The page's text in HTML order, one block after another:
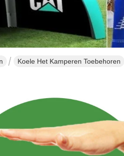
Koele Het Kamperen Toebehoren